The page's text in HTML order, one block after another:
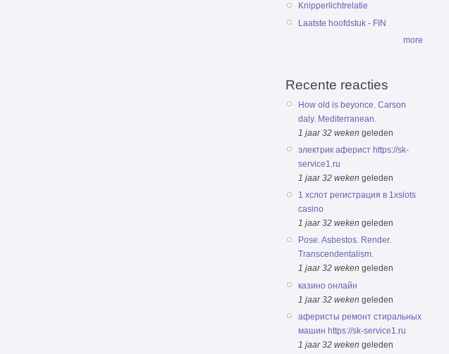
Knipperlichtrelatie
Laatste hoofdstuk - FIN
more
Recente reacties
How old is beyonce. Carson
daly. Mediterranean.
1 jaar 32 weken geleden
электрик аферист https://sk-
service1.ru
1 jaar 32 weken geleden
1 хслот регистрация в 1xslots
casino
1 jaar 32 weken geleden
Pose. Asbestos. Render.
Transcendentalism.
1 jaar 32 weken geleden
казино онлайн
1 jaar 32 weken geleden
аферисты ремонт стиральных
машин https://sk-service1.ru
1 jaar 32 weken geleden